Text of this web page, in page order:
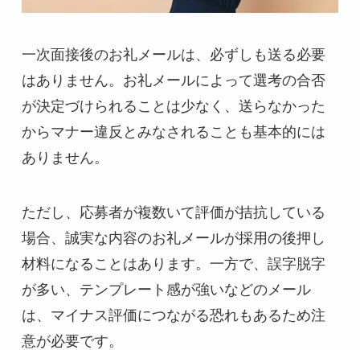
一次面接後のお礼メールは、必ずしも送る必要
はありません。お礼メールによって選考の合否
が決定づけられることは少なく、送らなかった
からマナー違反とみなされることも基本的には
ありません。
ただし、応募者が複数いて評価が拮抗している
場合、誠実な内容のお礼メールが採用の後押し
材料になることはあります。一方で、誤字脱字
が多い、テンプレート感が強いなどのメール
は、マイナス評価につながる恐れもあるため注
意が必要です。